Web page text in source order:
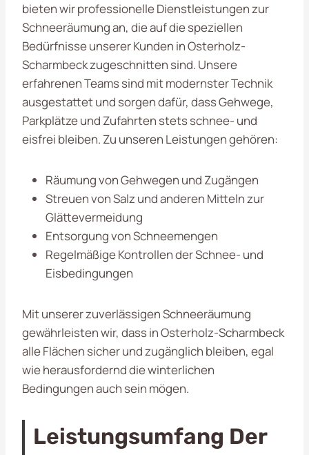
bieten wir professionelle Dienstleistungen zur
Schneeräumung an, die auf die speziellen
Bedürfnisse unserer Kunden in Osterholz-
Scharmbeck zugeschnitten sind. Unsere
erfahrenen Teams sind mit modernster Technik
ausgestattet und sorgen dafür, dass Gehwege,
Parkplätze und Zufahrten stets schnee- und
eisfrei bleiben. Zu unseren Leistungen gehören:
Räumung von Gehwegen und Zugängen
Streuen von Salz und anderen Mitteln zur
Glättevermeidung
Entsorgung von Schneemengen
Regelmäßige Kontrollen der Schnee- und
Eisbedingungen
Mit unserer zuverlässigen Schneeräumung
gewährleisten wir, dass in Osterholz-Scharmbeck
alle Flächen sicher und zugänglich bleiben, egal
wie herausfordernd die winterlichen
Bedingungen auch sein mögen.
Leistungsumfang Der